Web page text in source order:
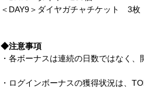
＜DAY9＞ダイヤガチャチケット　3枚
◆注意事項
・各ボーナスは連続の日数ではなく
・ログインボーナスの獲得状況は、